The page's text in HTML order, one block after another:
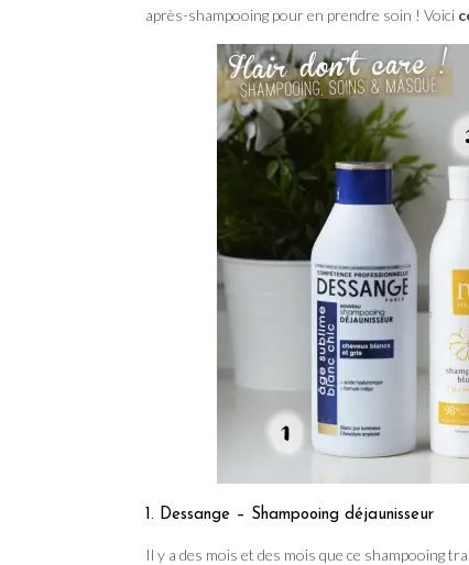
après-shampooing pour en prendre soin ! Voici
1. Dessange – Shampooing déjaunisseur
Il y a des mois et des mois que ce shampooing